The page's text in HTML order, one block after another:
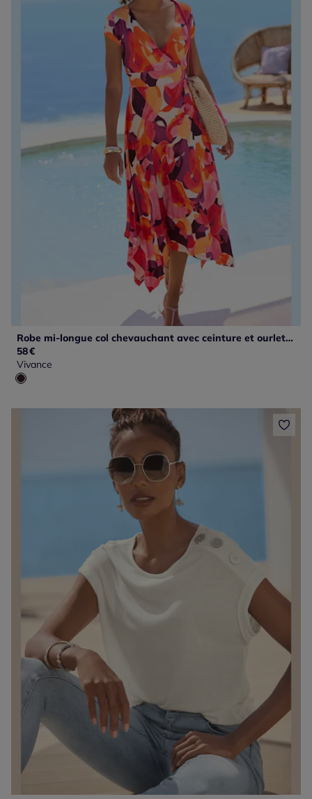
Robe mi-longue col chevauchant avec ceinture et ourlet asymétrique
58€
Vivance